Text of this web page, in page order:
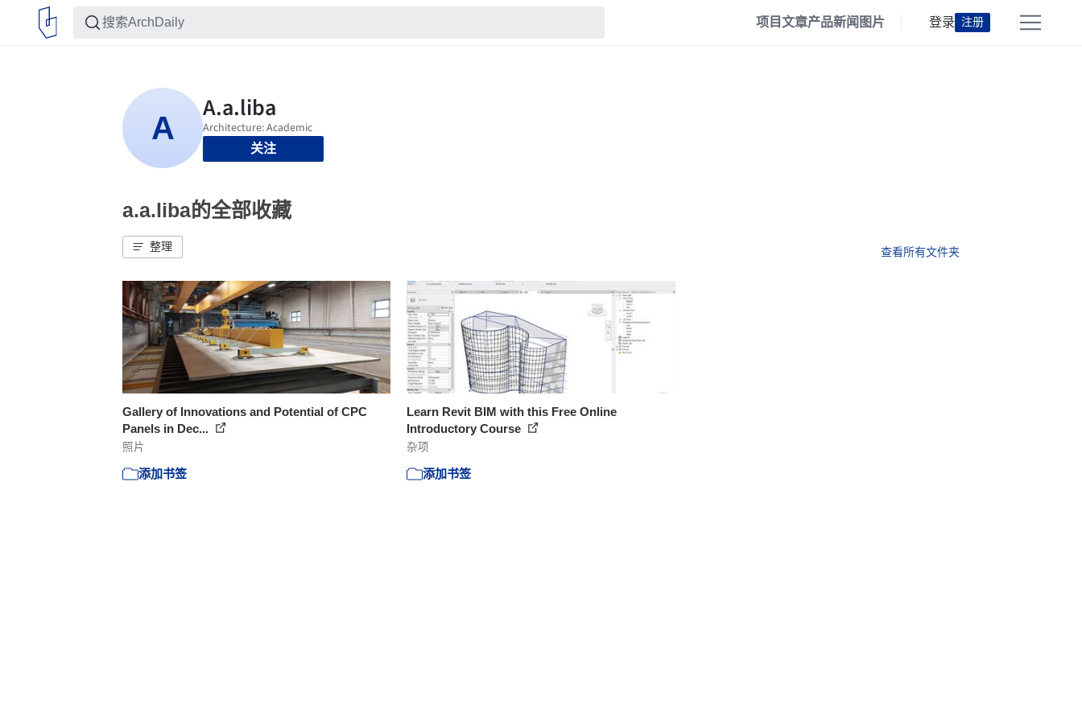
项目文章产品新闻 图片 登录 注册
关注
a.a.liba的全部收藏
整理 查看所有文件夹
Gallery of Innovations and Potential of CPC
Panels in Dec...
照片
添加书签
Learn Revit BIM with this Free Online
Introductory Course
杂项
添加书签